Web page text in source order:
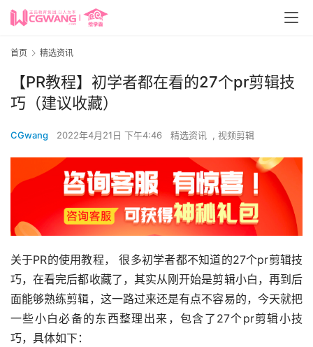
首页 精选资讯
【PR教程】初学者都在看的27个pr剪辑技
巧（建议收藏）
CGwang 2022年4月21日 下午4:46 精选资讯 , 视频剪辑
关于PR的使用教程， 很多初学者都不知道的27个pr剪辑技
巧，在看完后都收藏了，其实从刚开始是剪辑小白，再到后
面能够熟练剪辑，这一路过来还是有点不容易的，今天就把
一些小白必备的东西整理出来，包含了27个pr剪辑小技
巧，具体如下：